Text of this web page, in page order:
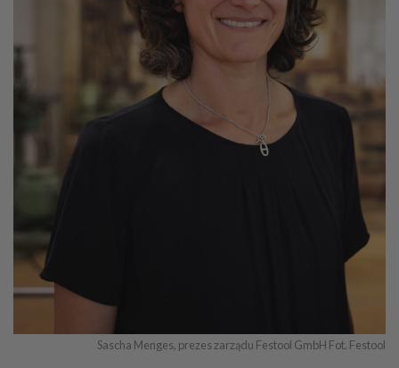
Sascha Menges, prezes zarządu Festool GmbH Fot. Festool